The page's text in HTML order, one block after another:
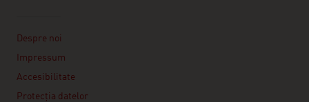
Despre noi
Impressum
Accesibilitate
Protecţia datelor